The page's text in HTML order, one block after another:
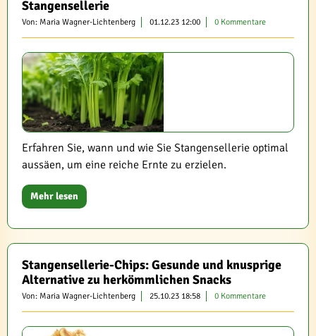
Stangensellerie
Von: Maria Wagner-Lichtenberg 01.12.23 12:00 0 Kommentare
Erfahren Sie, wann und wie Sie Stangensellerie optimal
aussäen, um eine reiche Ernte zu erzielen.
Mehr lesen
Stangensellerie-Chips: Gesunde und knusprige
Alternative zu herkömmlichen Snacks
Von: Maria Wagner-Lichtenberg 25.10.23 18:58 0 Kommentare